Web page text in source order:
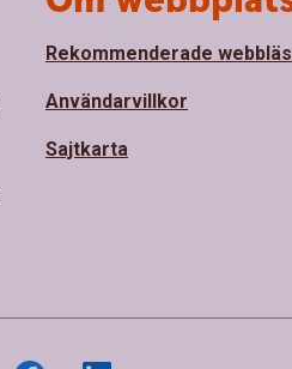
Rekommenderade
Användarvillkor
Sajtkarta